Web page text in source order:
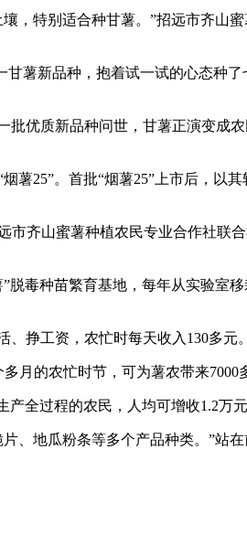
，特别适合种甘薯。”招远市齐山
薯新品种，抱着试一试的心态种
批优质新品种问世，甘薯正演变成
薯25”。首批“烟薯25”上市后，以
齐山蜜薯种植农民专业合作社联合
毒种苗繁育基地，每年从实验室
挣工资，农忙时每天收入130多元
月的农忙时节，可为薯农带来7000
全过程的农民，人均可增收1.2万元
、地瓜粉条等多个产品种类。”站